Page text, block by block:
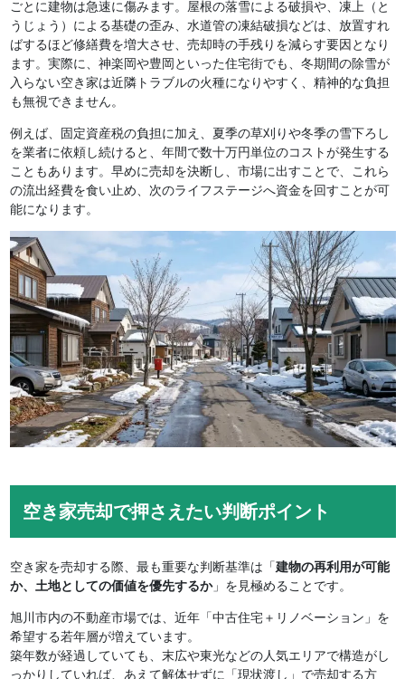
ごとに建物は急速に傷みます。屋根の落雪による破損や、凍上（と
うじょう）による基礎の歪み、水道管の凍結破損などは、放置すれ
ばするほど修繕費を増大させ、売却時の手残りを減らす要因となり
ます。実際に、神楽岡や豊岡といった住宅街でも、冬期間の除雪が
入らない空き家は近隣トラブルの火種になりやすく、精神的な負担
も無視できません。
例えば、固定資産税の負担に加え、夏季の草刈りや冬季の雪下ろし
を業者に依頼し続けると、年間で数十万円単位のコストが発生する
こともあります。早めに売却を決断し、市場に出すことで、これら
の流出経費を食い止め、次のライフステージへ資金を回すことが可
能になります。
空き家売却で押さえたい判断ポイント
空き家を売却する際、最も重要な判断基準は「建物の再利用が可能
か、土地としての価値を優先するか」を見極めることです。
旭川市内の不動産市場では、近年「中古住宅＋リノベーション」を
希望する若年層が増えています。
築年数が経過していても、末広や東光などの人気エリアで構造がし
っかりしていれば、あえて解体せずに「現状渡し」で売却する方